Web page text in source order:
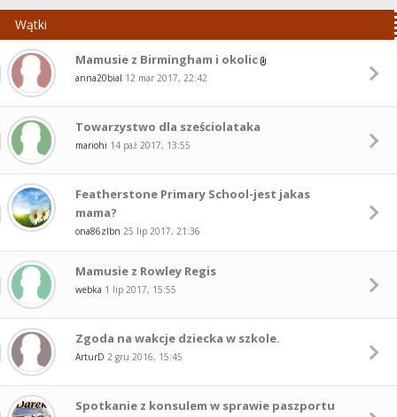
Wątki
Mamusie z Birmingham i okolic
anna20bial 12 mar 2017, 22:42
Towarzystwo dla sześciolataka
mariohi 14 paź 2017, 13:55
Featherstone Primary School-jest jakas
mama?
ona86zlbn 25 lip 2017, 21:36
Mamusie z Rowley Regis
webka 1 lip 2017, 15:55
Zgoda na wakcje dziecka w szkole.
ArturD 2 gru 2016, 15:45
Spotkanie z konsulem w sprawie paszportu